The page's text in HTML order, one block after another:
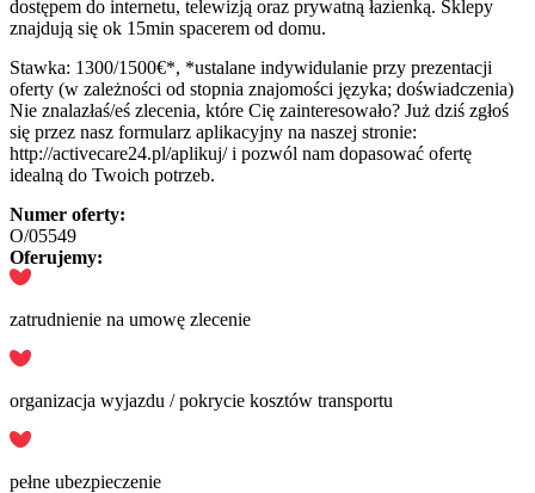
dostępem do internetu, telewizją oraz prywatną łazienką. Sklepy
znajdują się ok 15min spacerem od domu.
Stawka: 1300/1500€*, *ustalane indywidulanie przy prezentacji
oferty (w zależności od stopnia znajomości języka; doświadczenia)
Nie znalazłaś/eś zlecenia, które Cię zainteresowało? Już dziś zgłoś
się przez nasz formularz aplikacyjny na naszej stronie:
http://activecare24.pl/aplikuj/ i pozwól nam dopasować ofertę
idealną do Twoich potrzeb.
Numer oferty:
O/05549
Oferujemy:
zatrudnienie na umowę zlecenie
organizacja wyjazdu / pokrycie kosztów transportu
pełne ubezpieczenie